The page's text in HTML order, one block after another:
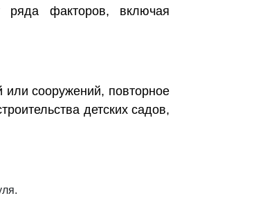
ряда факторов, включая
или сооружений, повторное
детских садов,